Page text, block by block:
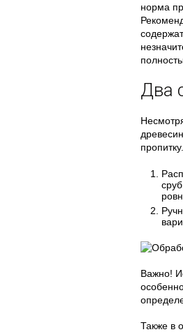
норма
Два
Важно!
Также в